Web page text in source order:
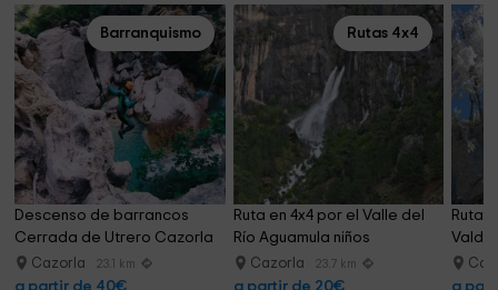
Barranquismo
Descenso de barrancos
Cerrada de Utrero Cazorla
Cazorla 23.1 km
a partir de 40€
Rutas 4x4
Ruta en 4x4 por el Valle del
Río Aguamula niños
Cazorla 23.7 km
a partir de 20€
Ruta
a